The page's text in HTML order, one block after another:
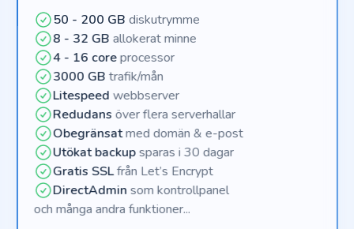
50 - 200 GB diskutrymme
8 - 32 GB allokerat minne
4 - 16 coreprocessor
3000 GB trafik/mån
Litespeed webbserver
Redudans över flera serverhallar
Obegränsatmed domän & e-post
Utökat backupsparas i 30 dagar
Gratis SSLfrån Let’s Encrypt
DirectAdmin som kontrollpanel
och många andra funktioner...